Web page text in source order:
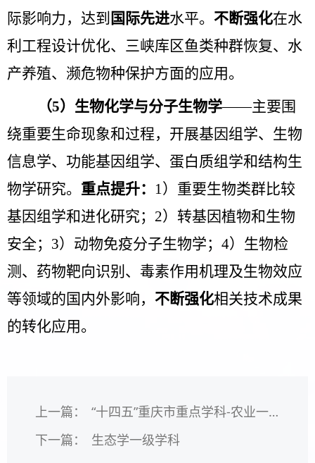
际影响力， 达到 国际先进水平。 不断强化在水
利工程设计优化、三峡库区鱼类种群恢复、水
产养殖、濒危物种保护方面的应用。
（5）生物化学与分子生物学——主要围
绕重要生命现象和过程，开展基因组学、生物
信息学、功能基因组学、蛋白质组学和结构生
物学研究。 重点提升： 1）重要生物类群比较
基因组学和进化研究； 2）转基因植物和生物
安全； 3） 动物免疫分子生物学； 4）生物检
测、药物靶向识别、毒素作用机理及生物效应
等领域的国内外影响， 不断强化相关技术成果
的转化应用。
上一篇：
“十四五”重庆市重点学科-农业一级学科
下一篇：
生态学一级学科